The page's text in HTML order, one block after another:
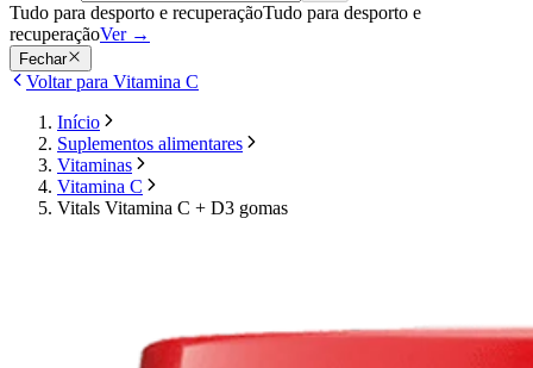
Tudo para desporto e recuperaçãoTudo para desporto e
recuperaçãoVer →
Fechar
Voltar para Vitamina C
Início
Suplementos alimentares
Vitaminas
Vitamina C
Vitals Vitamina C + D3 gomas